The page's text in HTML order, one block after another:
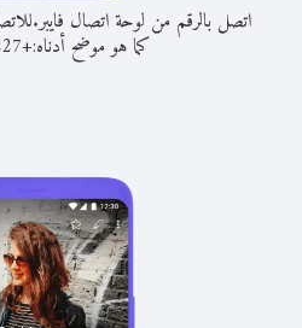
اتصل بالرقم من لوحة اتصال فايبر.
كما هو موضح أدناه:+